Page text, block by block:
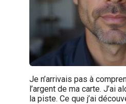
Je n’arrivais pas à
l’argent de ma carte. J’ai
la piste. Ce que j’ai